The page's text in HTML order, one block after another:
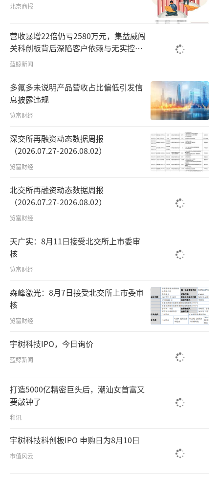
北京商报
营收暴增22倍仍亏2580万元，集益威闯
关科创板背后深陷客户依赖与无实控人
困局
蓝鲸新闻
多氟多未说明产品营收占比偏低引发信
息披露违规
览富财经
深交所再融资动态数据周报
（2026.07.27-2026.08.02）
览富财经
北交所再融资动态数据周报
（2026.07.27-2026.08.02）
览富财经
天广实：8月11日接受北交所上市委审
核
览富财经
森峰激光：8月7日接受北交所上市委审
核
览富财经
宇树科技IPO，今日询价
蓝鲸新闻
打造5000亿精密巨头后，潮汕女首富又
要敲钟了
和讯
宇树科技科创板IPO 申购日为8月10日
市值风云